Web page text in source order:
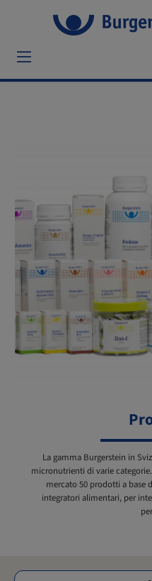
La gamma Burgerstein in
micronutrienti di varie
mercato 50 prodotti a base
integratori alimentari, per